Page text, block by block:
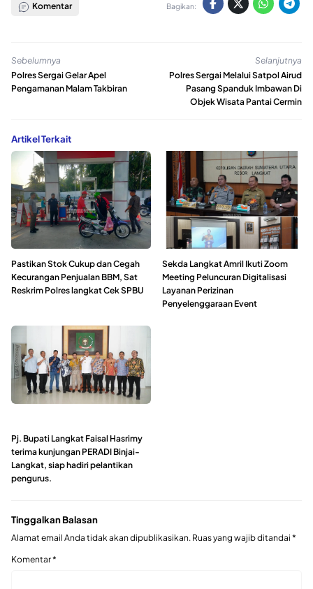
Komentar Bagikan:
Sebelumnya
Polres Sergai Gelar Apel
Pengamanan Malam Takbiran
Selanjutnya
Polres Sergai Melalui Satpol Airud
Pasang Spanduk Imbawan Di
Objek Wisata Pantai Cermin
Artikel Terkait
Pastikan Stok Cukup dan Cegah
Kecurangan Penjualan BBM, Sat
Reskrim Polres langkat Cek SPBU
Sekda Langkat Amril Ikuti Zoom
Meeting Peluncuran Digitalisasi
Layanan Perizinan
Penyelenggaraan Event
Pj. Bupati Langkat Faisal Hasrimy
terima kunjungan PERADI Binjai-
Langkat, siap hadiri pelantikan
pengurus.
Tinggalkan Balasan
Alamat email Anda tidak akan dipublikasikan. Ruas yang wajib ditandai *
Komentar*